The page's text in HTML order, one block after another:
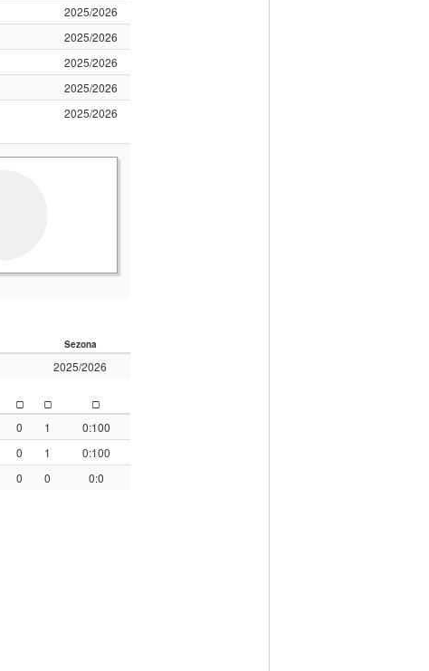
2025/2026
2025/2026
2025/2026
2025/2026
2025/2026
Sezona
2025/2026
0 1
0:100
0 1
0:100
0 0 0:0